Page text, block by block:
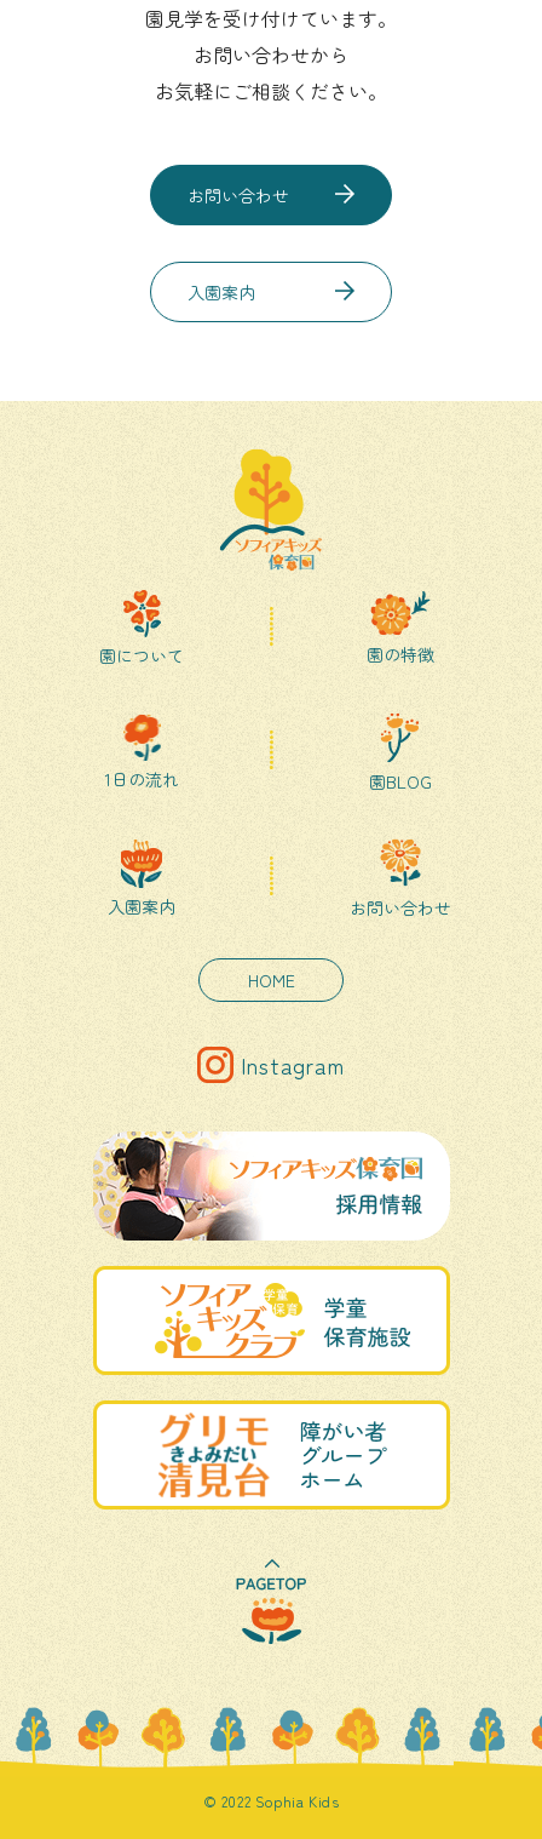
園見学を受け付けています。
お問い合わせから
お気軽にご相談ください。
お問い合わせ
入園案内
園について 園の特徴
1日の流れ 園BLOG
入園案内 お問い合わせ
HOME
Instagram
© 2022 Sophia Kids